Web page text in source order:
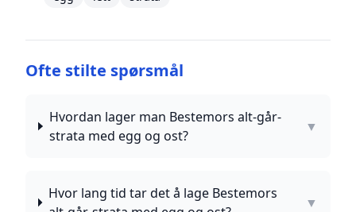
Ofte stilte spørsmål
Hvordan lager man Bestemors alt-går-
strata med egg og ost?
▼
Hvor lang tid tar det å lage Bestemors
▼